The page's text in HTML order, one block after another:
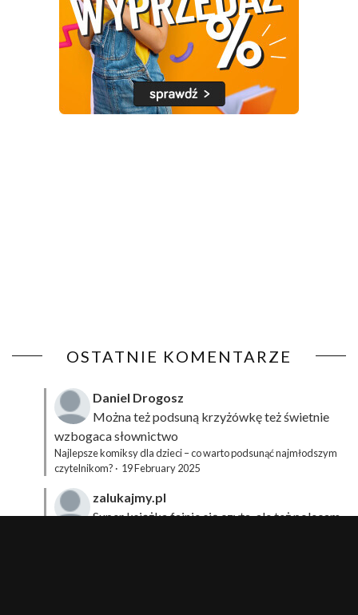
OSTATNIE KOMENTARZE
Daniel Drogosz
Można też podsuną krzyżówkęteż świetnie
wzbogaca słownictwo
Najlepsze komiksy dla dzieci – co warto podsunąć najmłodszym
czytelnikom? · 19 February 2025
zalukajmy.pl
Super książka fajnie się czyta, ale też polecam